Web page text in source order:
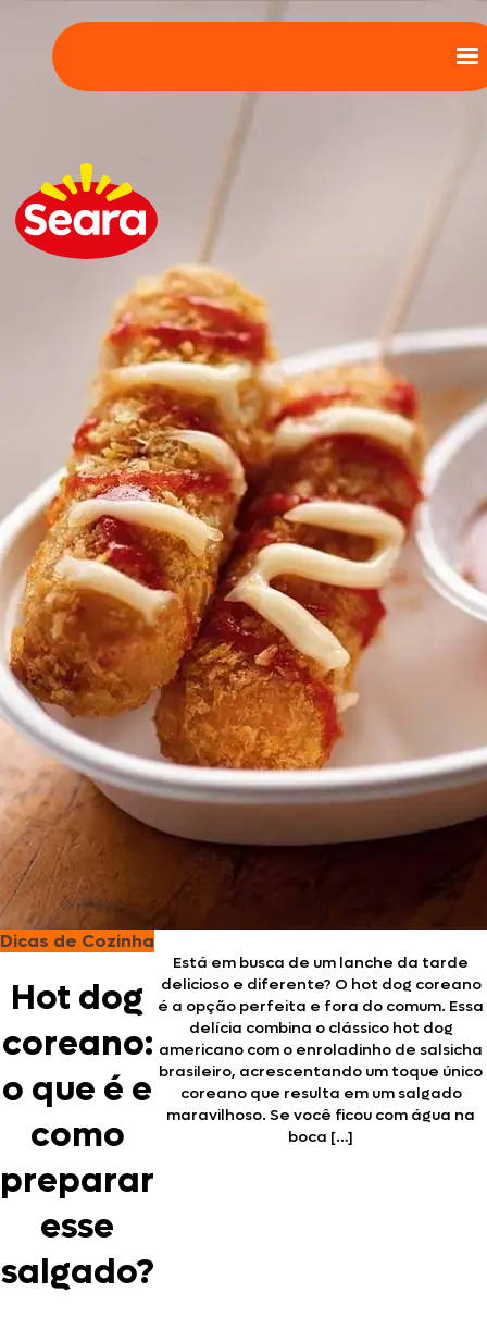
Dicas de Cozinha
Hot dog
coreano:
o que é e
como
preparar
esse
salgado?
Está em busca de um lanche da tarde
delicioso e diferente? O hot dog coreano
é a opção perfeita e fora do comum. Essa
delícia combina o clássico hot dog
americano com o enroladinho de salsicha
brasileiro, acrescentando um toque único
coreano que resulta em um salgado
maravilhoso. Se você ficou com água na
boca […]